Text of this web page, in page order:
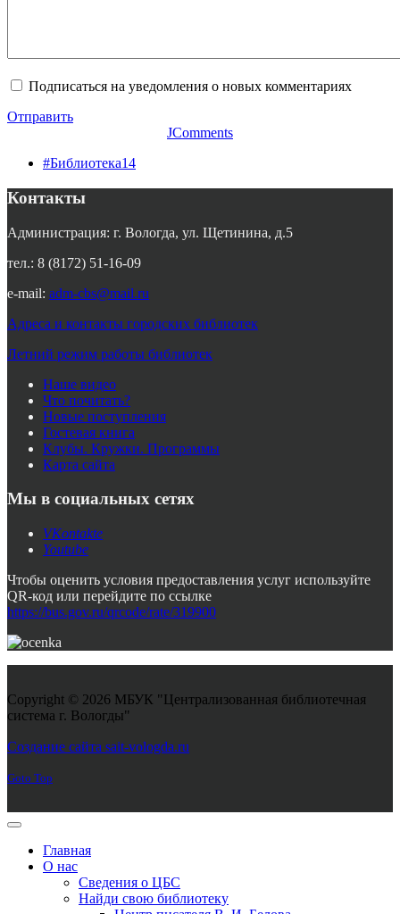
Подписаться на уведомления о новых комментариях
Отправить
JComments
#Библиотека14
Контакты
Администрация: г. Вологда, ул. Щетинина, д.5
тел.: 8 (8172) 51-16-09
e-mail: adm-cbs@mail.ru
Адреса и контакты городских библиотек
Летний режим работы библиотек
Наше видео
Что почитать?
Новые поступления
Гостевая книга
Клубы. Кружки. Программы
Карта сайта
Мы в социальных сетях
VKontakte
Youtube
Чтобы оценить условия предоставления услуг используйте
QR-код или перейдите по ссылке
https://bus.gov.ru/qrcode/rate/319900
Copyright © 2026 МБУК "Централизованная библиотечная
система г. Вологды"
Создание сайта sait-vologda.ru
Goto Top
Главная
О нас
Сведения о ЦБС
Найди свою библиотеку